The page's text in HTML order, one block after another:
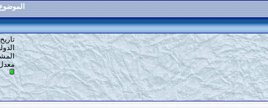
إخراج الدابة من الأرض
#
47
تاريخ التسجيل: 14-10-2020
الدولة: أرض الله
المشاركات: 76
معدل تقييم المستوى: 6